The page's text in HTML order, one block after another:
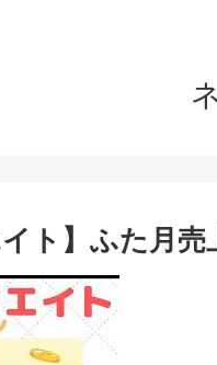
イト】ふた月